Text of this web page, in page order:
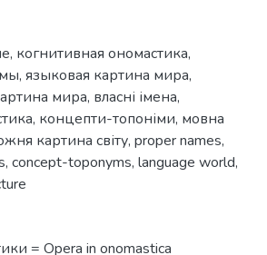
, когнитивная ономастика,
, языковая картина мира,
мира, власні імена,
, концепти-топоніми, мовна
картина світу, proper names,
, concept-toponyms, language world,
= Opera in onomastica